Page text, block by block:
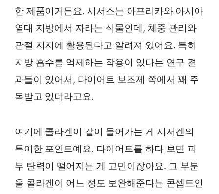
한 제품이거든요. 시서스는 아프리카와 아시아
열대 지방에서 자라는 식물인데, 체중 관리와
관절 지지에 활용된다고 알려져 있어요. 특히
지방 흡수를 억제하는 작용이 있다는 연구 결
과들이 있어서, 다이어트 보조제 쪽에서 꽤 주
목받고 있더라고요.
여기에 콜라겐이 같이 들어가는 게 시서겐의
특이한 포인트예요. 다이어트를 하다 보면 피
부 탄력이 떨어지는 게 고민이잖아요. 그 부분
을 콜라겐이 어느 정도 보완해준다는 콘셉트인